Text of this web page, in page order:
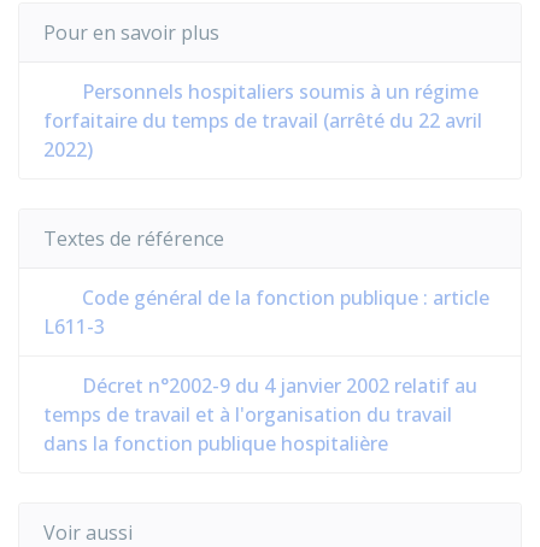
Pour en savoir plus
Personnels hospitaliers soumis à un régime
forfaitaire du temps de travail (arrêté du 22 avril
2022)
Textes de référence
Code général de la fonction publique : article
L611-3
Décret n°2002-9 du 4 janvier 2002 relatif au
temps de travail et à l'organisation du travail
dans la fonction publique hospitalière
Voir aussi